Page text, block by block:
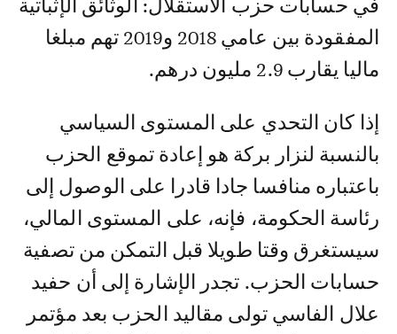
في حسابات حزب الاستقلال: الوثائق الإثباتية
المفقودة بين عامي 2018 و2019 تهم مبلغا
ماليا يقارب 2.9 مليون درهم.
إذا كان التحدي على المستوى السياسي
بالنسبة لنزار بركة هو إعادة تموقع الحزب
باعتباره منافسا جادا قادرا على الوصول إلى
رئاسة الحكومة، فإنه، على المستوى المالي،
سيستغرق وقتا طويلا قبل التمكن من تصفية
حسابات الحزب. تجدر الإشارة إلى أن حفيد
علال الفاسي تولى مقاليد الحزب بعد مؤتمر